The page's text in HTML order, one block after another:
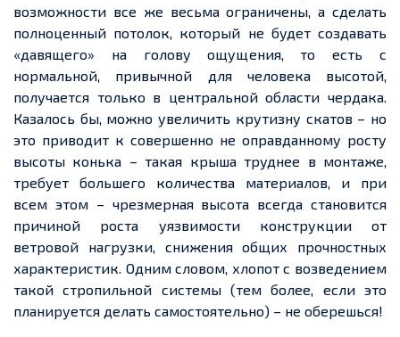
возможности все же весьма ограничены, а сделать
полноценный потолок, который не будет создавать
«давящего» на голову ощущения, то есть с
нормальной, привычной для человека высотой,
получается только в центральной области чердака.
Казалось бы, можно увеличить крутизну скатов – но
это приводит к совершенно не оправданному росту
высоты конька – такая крыша труднее в монтаже,
требует большего количества материалов, и при
всем этом – чрезмерная высота всегда становится
причиной роста уязвимости конструкции от
ветровой нагрузки, снижения общих прочностных
характеристик. Одним словом, хлопот с возведением
такой стропильной системы (тем более, если это
планируется делать самостоятельно) – не оберешься!